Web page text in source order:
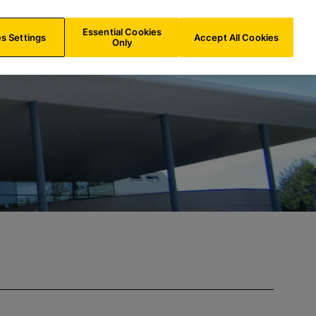
NL/NL
Settings
Essential Cookies
Only
Accept All Cookies